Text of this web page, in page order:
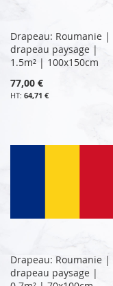
Drapeau: Roumanie |
drapeau paysage |
1.5m² | 100x150cm
77,00 €
64,71 €
Drapeau: Roumanie |
drapeau paysage |